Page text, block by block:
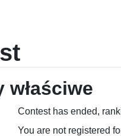
właściwe
Contest has ended,
You are not registered